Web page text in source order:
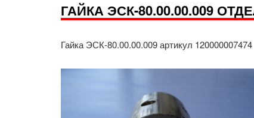
ГАЙКА ЭСК-80.00.00.009
Гайка ЭСК-80.00.00.009 артикул 120000007474